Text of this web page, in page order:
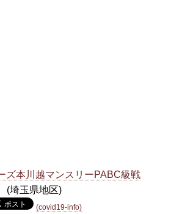
ズ本川越マンスリーPABC級戦
(埼玉県地区)
(covid19-info)